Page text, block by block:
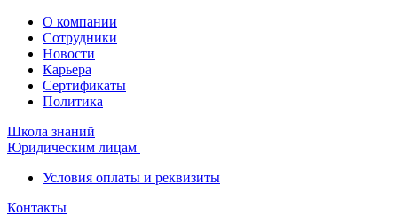
О компании
Сотрудники
Новости
Карьера
Сертификаты
Политика
Школа знаний
Юридическим лицам
Условия оплаты и реквизиты
Контакты